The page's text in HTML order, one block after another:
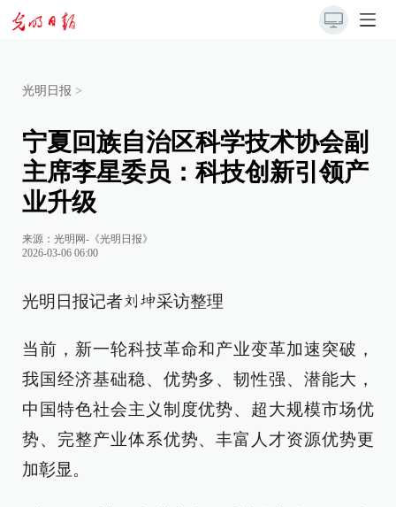
光明日报 >
宁夏回族自治区科学技术协会副
主席李星委员：科技创新引领产
业升级
来源： 光明网-《光明日报》
2026-03-06 06:00
光明日报记者刘坤采访整理
当前，新一轮科技革命和产业变革加速突破，
我国经济基础稳、优势多、韧性强、潜能大，
中国特色社会主义制度优势、超大规模市场优
势、完整产业体系优势、丰富人才资源优势更
加彰显。